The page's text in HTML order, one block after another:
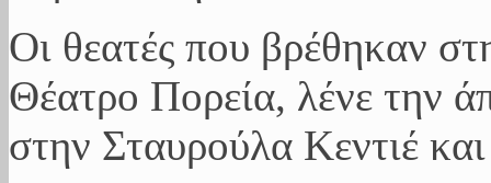
Οι θεατές που βρέθηκαν
Θέατρο Πορεία, λένε την
στην Σταυρούλα Κεντιέ